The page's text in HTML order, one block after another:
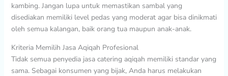
kambing. Jangan lupa untuk memastikan sambal yang
disediakan memiliki level pedas yang moderat agar bisa dinikmati
oleh semua kalangan, baik orang tua maupun anak-anak.
Kriteria Memilih Jasa Aqiqah Profesional
Tidak semua penyedia jasa catering aqiqah memiliki standar yang
sama. Sebagai konsumen yang bijak, Anda harus melakukan